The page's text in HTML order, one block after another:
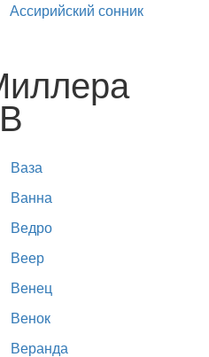
Ассирийский сонник
Ваза
Ванна
Ведро
Веер
Венец
Венок
Веранда